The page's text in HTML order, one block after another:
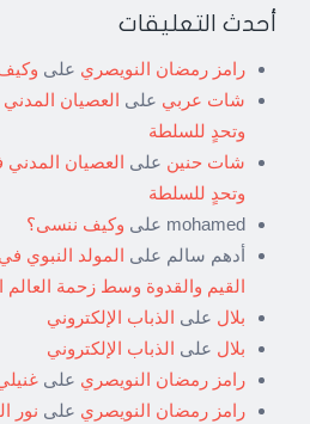
أحدث التعليقات
رامز رمضان النويصري على
شات عربي على العصيان
وتحدٍ للسلطة
شات حنين على العصيان
وتحدٍ للسلطة
mohamed على وكيف ننسى؟
أدهم سالم على المولد النبوي
القيم والقدوة وسط زحمة العالم
بلال على الذباب الإلكتروني
بلال على الذباب الإلكتروني
رامز رمضان النويصري على
رامز رمضان النويصري على نور